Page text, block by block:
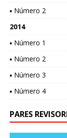
▪ Número 2
2014
▪ Número 1
▪ Número 2
▪ Número 3
▪ Número 4
PARES